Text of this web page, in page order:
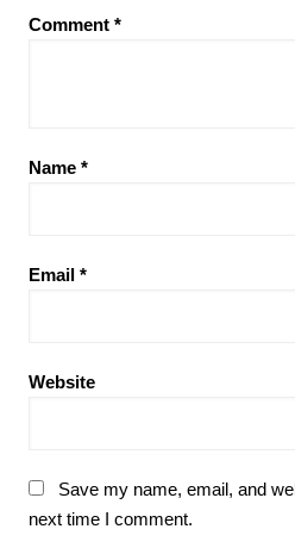
Comment *
Name *
Email *
Website
Save my name, email, and
next time I comment.